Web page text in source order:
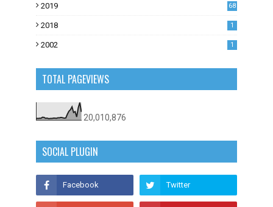
2019
68
2018 1
2002 1
TOTAL PAGEVIEWS
20,010,876
SOCIAL PLUGIN